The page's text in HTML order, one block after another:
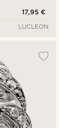
17,95 €
LUCLEON